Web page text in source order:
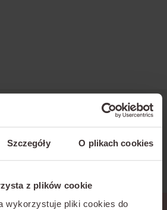
Szczegóły O plikach cookies
z plików cookie
wykorzystuje pliki cookies do